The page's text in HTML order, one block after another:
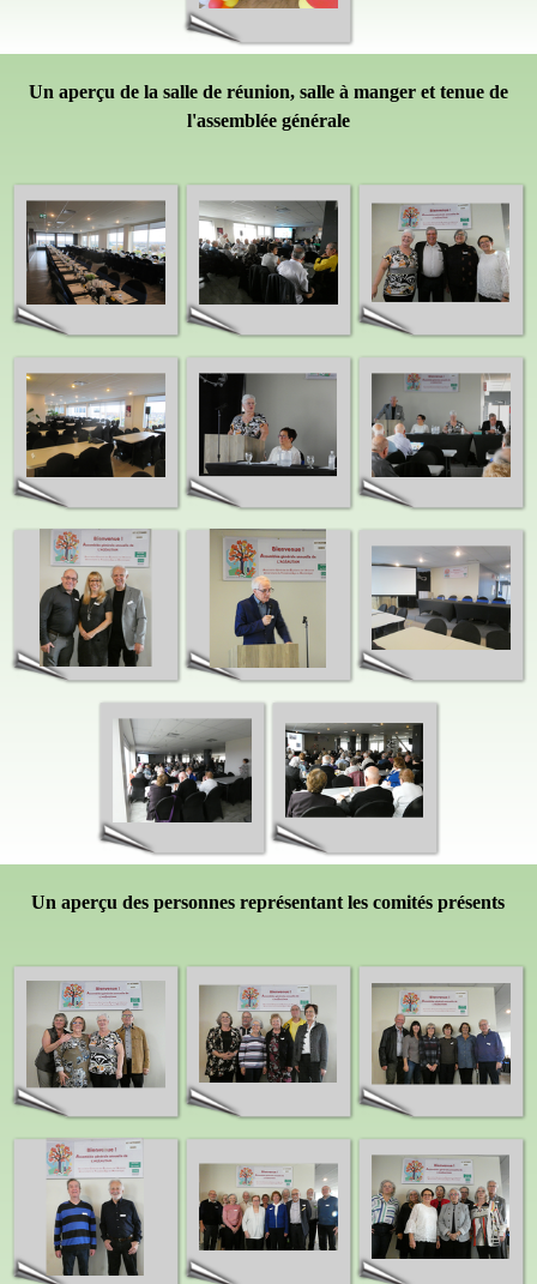
Un aperçu de la salle de réunion, salle à manger et tenue de
l'assemblée générale
Un aperçu des personnes représentant les comités présents